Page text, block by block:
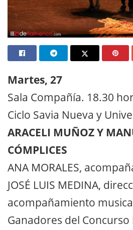
Martes, 27
Sala Compañía. 18.30
Ciclo Savia Nueva y
ARACELI MUÑOZ Y
CÓMPLICES
ANA MORALES,
JOSÉ LUIS MEDINA,
acompañamiento
Ganadores del